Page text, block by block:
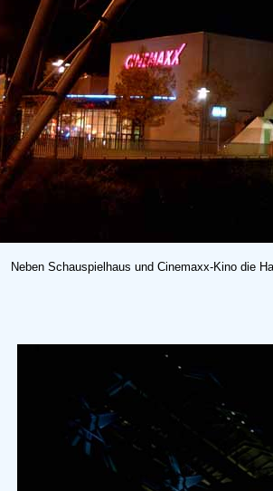
Neben Schauspielhaus und Cinemaxx-Kino die